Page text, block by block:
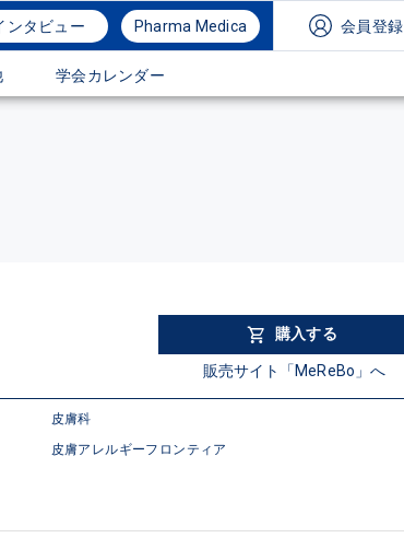
ンタビュー Pharma Medica 会員登録
学会カレンダー
購入する
販売サイト「MeReBo」へ
皮膚科
皮膚アレルギーフロンティア